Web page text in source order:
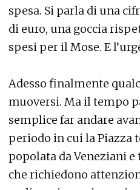
spesa. Si parla di una
di euro, una goccia
spesi per il Mose. E
Adesso finalmente
muoversi. Ma il tempo
semplice far andare
periodo in cui la Piazza
popolata da Veneziani
che richiedono